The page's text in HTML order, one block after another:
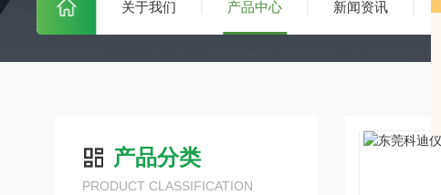
关于我们 产品中心 新闻资讯
产品分类
PRODUCT CLASSIFICATION